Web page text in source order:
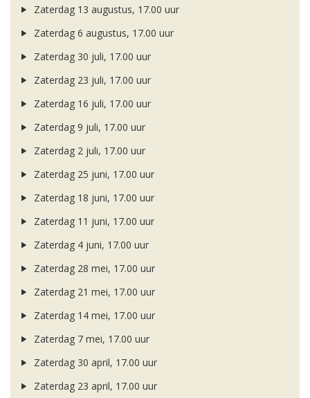
Zaterdag 13 augustus, 17.00 uur
Zaterdag 6 augustus, 17.00 uur
Zaterdag 30 juli, 17.00 uur
Zaterdag 23 juli, 17.00 uur
Zaterdag 16 juli, 17.00 uur
Zaterdag 9 juli, 17.00 uur
Zaterdag 2 juli, 17.00 uur
Zaterdag 25 juni, 17.00 uur
Zaterdag 18 juni, 17.00 uur
Zaterdag 11 juni, 17.00 uur
Zaterdag 4 juni, 17.00 uur
Zaterdag 28 mei, 17.00 uur
Zaterdag 21 mei, 17.00 uur
Zaterdag 14 mei, 17.00 uur
Zaterdag 7 mei, 17.00 uur
Zaterdag 30 april, 17.00 uur
Zaterdag 23 april, 17.00 uur